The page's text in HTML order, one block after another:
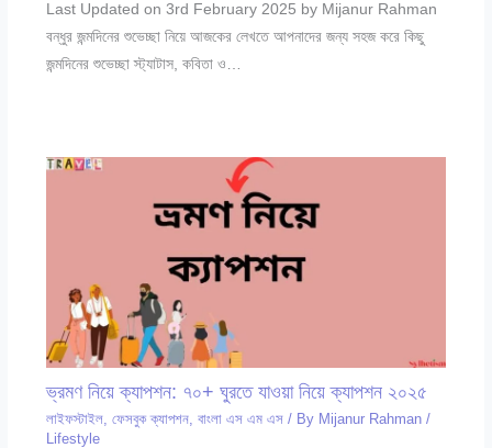
Last Updated on 3rd February 2025 by Mijanur Rahman
বন্ধুর জন্মদিনের শুভেচ্ছা নিয়ে আজকের লেখতে আপনাদের জন্য সহজ করে কিছু
জন্মদিনের শুভেচ্ছা স্ট্যাটাস, কবিতা ও…
ভ্রমণ নিয়ে ক্যাপশন: ৭০+ ঘুরতে যাওয়া নিয়ে ক্যাপশন ২০২৫
লাইফস্টাইল, ফেসবুক ক্যাপশন, বাংলা এস এম এস/ By Mijanur Rahman /
Lifestyle